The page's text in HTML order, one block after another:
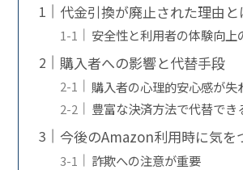
代金引換が廃止された理由と
安全性と利用者の体験向上
購入者への影響と代替手段
購入者の心理的安心感が失
豊富な決済方法で代替でき
今後のAmazon利用時に気を
詐欺への注意が重要